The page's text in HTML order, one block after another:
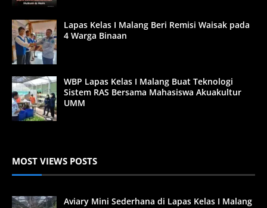
Lapas Kelas I Malang Beri Remisi Waisak pada
4 Warga Binaan
WBP Lapas Kelas I Malang Buat Teknologi
Sistem RAS Bersama Mahasiswa Akuakultur
UMM
MOST VIEWS POSTS
Aviary Mini Sederhana di Lapas Kelas I Malang